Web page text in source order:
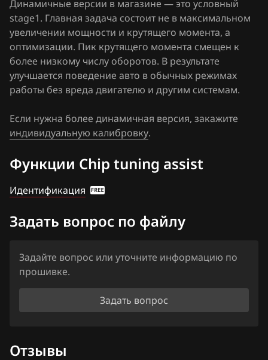
Fiat
Ford
Forthing
Foton
Geely
Genesis
Groz
Haima
Haval
Hongqi
Granta, Datsun 21127 1411020-44
Granta, Datsun 21127 1411020-46
Granta, Datsun 21127 1411020-54
Granta, Datsun 21127 1411020-58
Granta, Datsun 21127 1411020-63
Kalina 11183 1411020-52
Kalina 2 21127 1411020-22
Kalina 2, Priora 21127 1411020-12
Priora 21116 1411020-50
Priora, Datsun 21127 1411020-46
Samara 11183 1411020-02
Динамичные версии в магазине — это условный
stage1. Главная задача состоит не в максимальном
увеличении мощности и крутящего момента, а
оптимизации. Пик крутящего момента смещен к
более низкому числу оборотов. В результате
улучшается поведение авто в обычных режимах
работы без вреда двигателю и другим системам.
Если нужна более динамичная версия, закажите
индивидуальную калибровку.
Функции Chip tuning assist
Идентификация
Задать вопрос по файлу
Задайте вопрос или уточните информацию по
прошивке.
Задать вопрос
Отзывы